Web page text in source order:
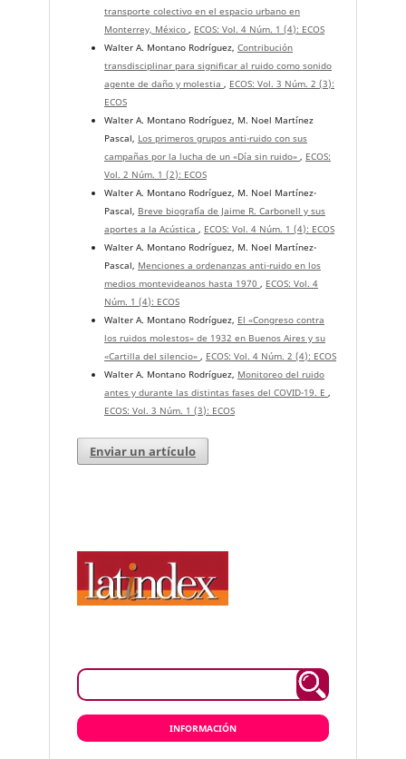
transporte colectivo en el espacio urbano en
Monterrey, México , ECOS: Vol. 4 Núm. 1 (4): ECOS
Walter A. Montano Rodríguez, Contribución
transdisciplinar para significar al ruido como sonido
agente de daño y molestia , ECOS: Vol. 3 Núm. 2 (3):
ECOS
Walter A. Montano Rodríguez, M. Noel Martínez
Pascal, Los primeros grupos anti-ruido con sus
campañas por la lucha de un «Día sin ruido» , ECOS:
Vol. 2 Núm. 1 (2): ECOS
Walter A. Montano Rodríguez, M. Noel Martínez-
Pascal, Breve biografía de Jaime R. Carbonell y sus
aportes a la Acústica , ECOS: Vol. 4 Núm. 1 (4): ECOS
Walter A. Montano Rodríguez, M. Noel Martínez-
Pascal, Menciones a ordenanzas anti-ruido en los
medios montevideanos hasta 1970 , ECOS: Vol. 4
Núm. 1 (4): ECOS
Walter A. Montano Rodríguez, El «Congreso contra
los ruidos molestos» de 1932 en Buenos Aires y su
«Cartilla del silencio» , ECOS: Vol. 4 Núm. 2 (4): ECOS
Walter A. Montano Rodríguez, Monitoreo del ruido
antes y durante las distintas fases del COVID-19. E ,
ECOS: Vol. 3 Núm. 1 (3): ECOS
Enviar un artículo
INFORMACIÓN